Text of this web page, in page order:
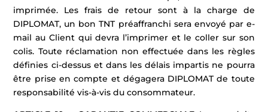
imprimée. Les frais de retour sont à la charge de
DIPLOMAT, un bon TNT préaffranchi sera envoyé par e-
mail au Client qui devra l’imprimer et le coller sur son
colis. Toute réclamation non effectuée dans les règles
définies ci-dessus et dans les délais impartis ne pourra
être prise en compte et dégagera DIPLOMAT de toute
responsabilité vis-à-vis du consommateur.